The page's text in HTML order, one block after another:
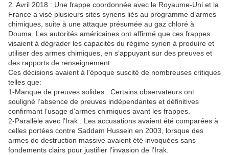
2. Avril 2018 : Une frappe coordonnée avec le Royaume-Uni et la
France a visé plusieurs sites syriens liés au programme d’armes
chimiques, suite à une attaque présumée au gaz chloré à
Douma. Les autorités américaines ont affirmé que ces frappes
visaient à dégrader les capacités du régime syrien à produire et
utiliser des armes chimiques, en s’appuyant sur des preuves et
des rapports de renseignement.
Ces décisions avaient à l'époque suscité de nombreuses critiques
telles que:
1-Manque de preuves solides : Certains observateurs ont
souligné l’absence de preuves indépendantes et définitives
confirmant l’usage d’armes chimiques avant les frappes.
2-Parallèle avec l’Irak : Les accusations avaient été comparées à
celles portées contre Saddam Hussein en 2003, lorsque des
armes de destruction massive avaient été invoquées sans
fondements clairs pour justifier l’invasion de l’Irak.